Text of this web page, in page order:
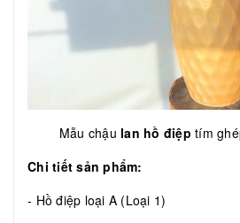
Mẫu chậu lan hồ điệp tím
Chi tiết sản phẩm:
- Hồ điệp loại A (Loại 1)